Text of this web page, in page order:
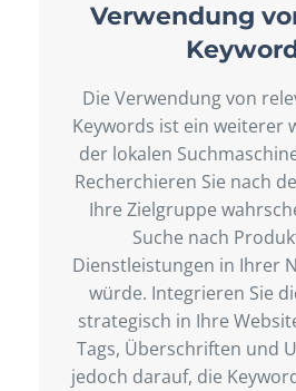
Verwendung
Die Verwendung von
Keywords ist ein weiterer
der lokalen
Recherchieren Sie nach
Ihre Zielgruppe
Suche nach
Dienstleistungen in Ihrer
würde. Integrieren Sie
strategisch in Ihre
Tags, Überschriften und
jedoch darauf, die